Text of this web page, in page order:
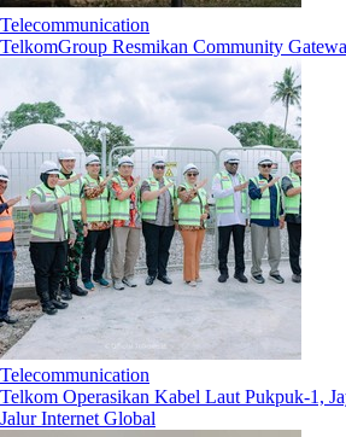
Telecommunication
TelkomGroup Resmikan Community
Telecommunication
Telkom Operasikan Kabel Laut Pukpuk-1,
Jalur Internet Global